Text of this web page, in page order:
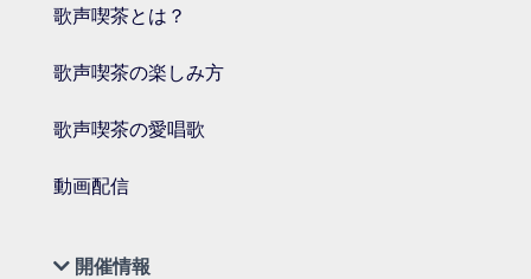
歌声喫茶とは？
歌声喫茶の楽しみ方
歌声喫茶の愛唱歌
動画配信
開催情報